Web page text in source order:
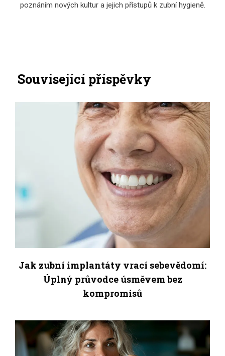
poznáním nových kultur a jejich přístupů k zubní hygieně.
Související příspěvky
Jak zubní implantáty vrací sebevědomí:
Úplný průvodce úsměvem bez
kompromisů